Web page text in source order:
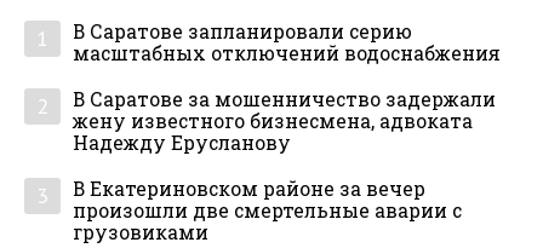
1
В Саратове запланировали серию
масштабных отключений водоснабжения
2
В Саратове за мошенничество задержали
жену известного бизнесмена, адвоката
Надежду Ерусланову
3
В Екатериновском районе за вечер
произошли две смертельные аварии с
грузовиками